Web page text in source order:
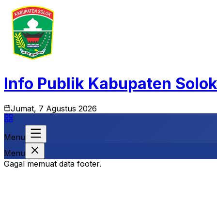
Info Publik Kabupaten Solok
Jumat, 7 Agustus 2026
Menu
Menu
Gagal memuat data footer.